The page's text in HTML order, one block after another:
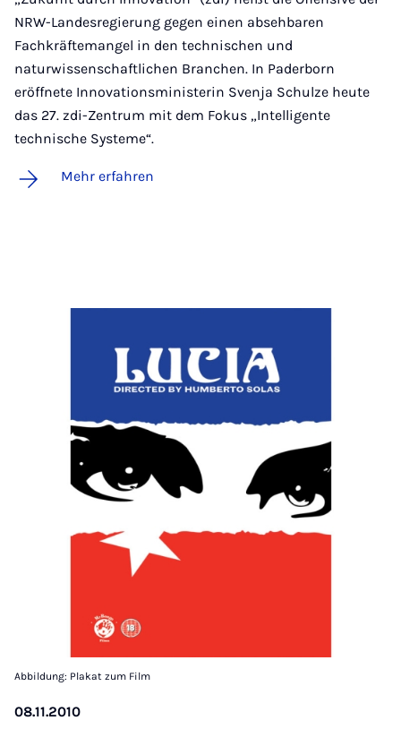
NRW-Landesregierung gegen einen absehbaren
Fachkräftemangel in den technischen und
naturwissenschaftlichen Branchen. In Paderborn
eröffnete Innovationsministerin Svenja Schulze heute
das 27. zdi-Zentrum mit dem Fokus „Intelligente
technische Systeme“.
Mehr erfahren
Abbildung: Plakat zum Film
08.11.2010